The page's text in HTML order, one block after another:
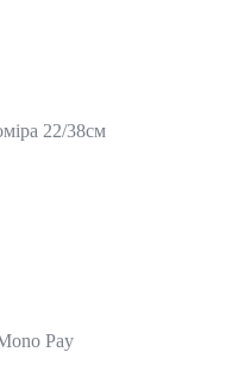
22/38см
Pay